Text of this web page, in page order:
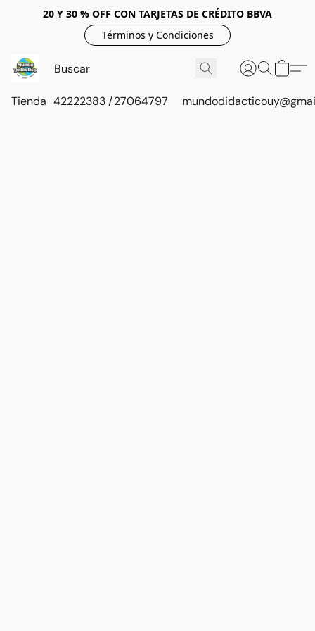
20 Y 30 % OFF CON TARJETAS DE CRÉDITO BBVA
Términos y Condiciones
Tienda 42222383 / 27064797